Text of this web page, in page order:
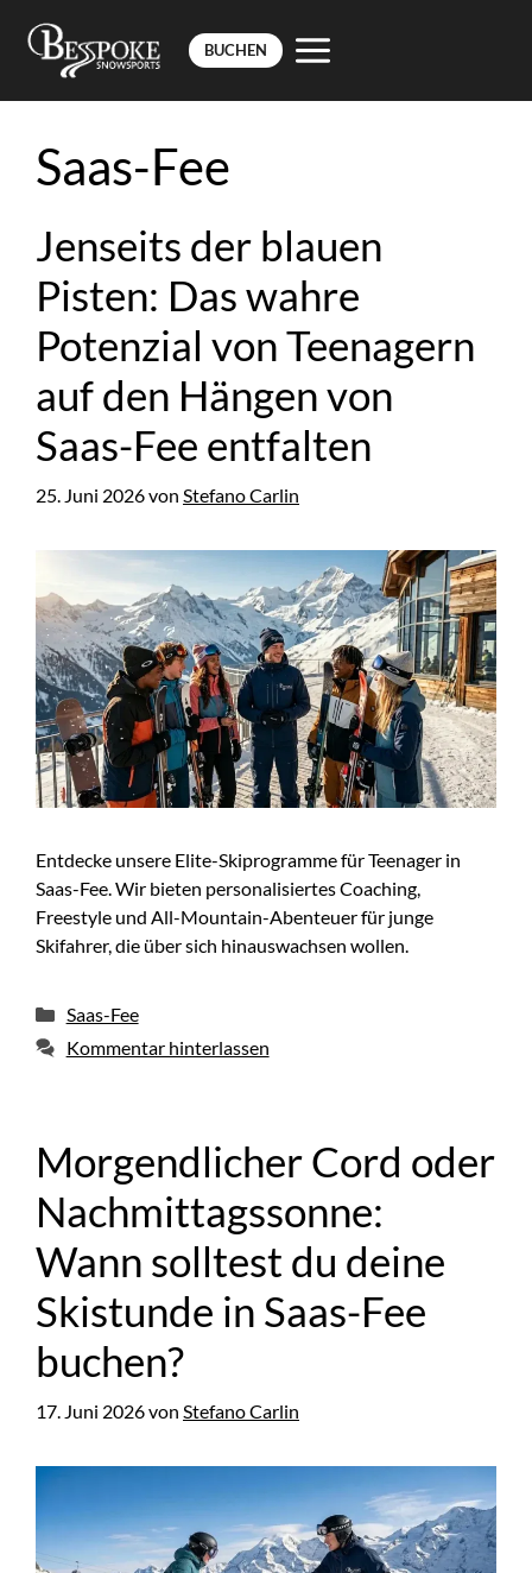
BUCHEN
springenSaas-Fee
Jenseits der blauen
Pisten: Das wahre
Potenzial von Teenagern
auf den Hängen von
Saas-Fee entfalten
25. Juni 2026von Stefano Carlin
Entdecke unsere Elite-Skiprogramme für Teenager in
Saas-Fee. Wir bieten personalisiertes Coaching,
Freestyle und All-Mountain-Abenteuer für junge
Skifahrer, die über sich hinauswachsen wollen.
Kategorien
Saas-Fee
Kommentar hinterlassen
Morgendlicher Cord oder
Nachmittagssonne:
Wann solltest du deine
Skistunde in Saas-Fee
buchen?
17. Juni 2026von Stefano Carlin